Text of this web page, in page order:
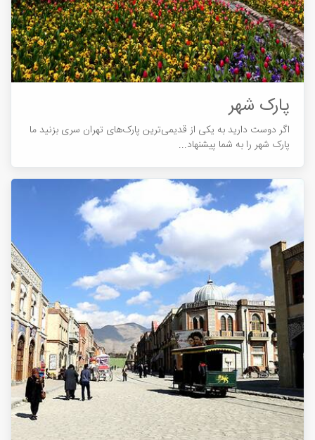
پارک شهر
اگر دوست دارید به یکی از قدیمی‌ترین پارک‌های تهران سری بزنید ما
پارک شهر را به شما پیشنهاد...